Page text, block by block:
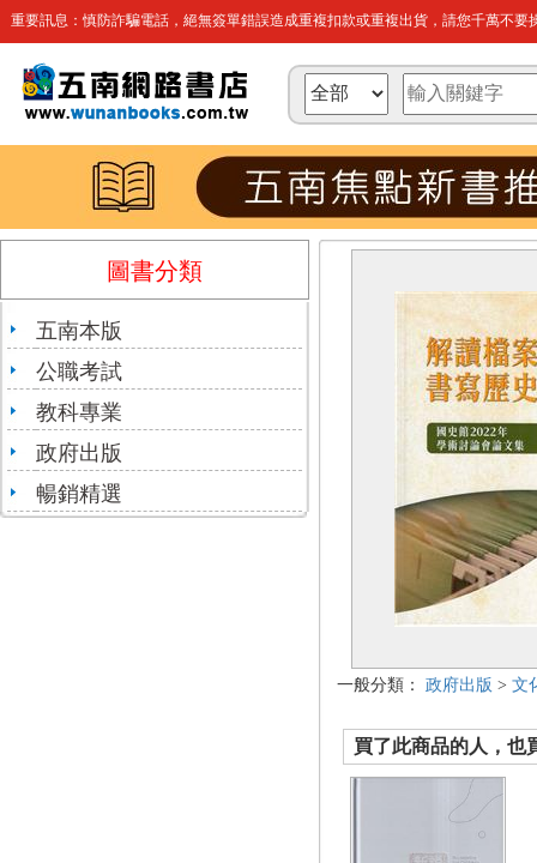
重要訊息：慎防詐騙電話，絕無簽單錯誤造成重複扣款或重複出貨，請您千萬不要
圖書分類
五南本版
公職考試
教科專業
政府出版
暢銷精選
一般分類： 政府出版 > 文
買了此商品的人，也